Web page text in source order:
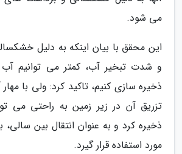
می شود.
این محقق با بیان اینکه به دلیل
و شدت تبخیر آب، کمتر می توانیم
ذخیره سازی کنیم، تاکید کرد: ولی با
تزریق آن در زیر زمین به راحتی می
ذخیره کرد و به عنوان انتقال بین
مورد استفاده قرار گیرد.